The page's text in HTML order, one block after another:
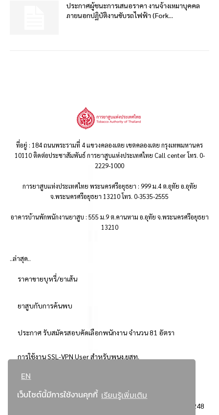
EN
เว็บไซต์นี้มีการใช้งานคุกกี้ เรียนรู้เพิ่มเติม
ประกาศผู้ชนะการเสนอราคา งานจ้างเหมาบุคคล
ภายนอกปฏิบัติงานขับรถไฟฟ้า (Fork...
ที่อยู่ : 184 ถนนพระรามที่ 4 แขวงคลองเตย เขตคลองเตย กรุงเทพมหานคร
10110 ติดต่อประชาสัมพันธ์ การยาสูบแห่งประเทศไทย Call center โทร. 0-
2229-1000
การยาสูบแห่งประเทศไทย พระนครศรีอยุธยา : 999 ม.4 ต.อุทัย อ.อุทัย
จ.พระนครศรีอยุธยา 13210 โทร. 0-3535-2555
อาคารบ้านพักพนักงานยาสูบ : 555 ม.9 ต.คานหาม อ.อุทัย จ.พระนครศรีอยุธยา
13210
..ล่าสุด..
ราคาขายบุหรี่/ยาเส้น
ยาสูบกับการค้นพบ
ประกาศ รับสมัครสอบคัดเลือกพนักงาน จำนวน 81 อัตรา
การใช้งาน SSL-VPN User สำหรับพนง.ยสท.
..ยอดนิยม..
3248